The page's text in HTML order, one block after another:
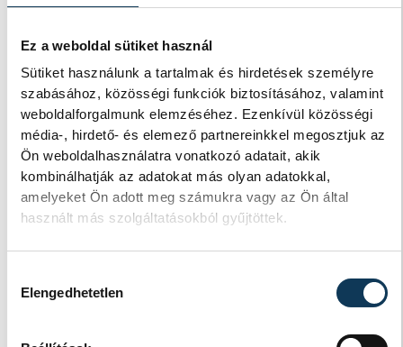
Ez a weboldal sütiket használ
Sütiket használunk a tartalmak és hirdetések személyre
szabásához, közösségi funkciók biztosításához, valamint
weboldalforgalmunk elemzéséhez. Ezenkívül közösségi
média-, hirdető- és elemező partnereinkkel megosztjuk az
Ön weboldalhasználatra vonatkozó adatait, akik
kombinálhatják az adatokat más olyan adatokkal,
amelyeket Ön adott meg számukra vagy az Ön által
használt más szolgáltatásokból gyűjtöttek.
Elengedhetetlen
természettudományok megismerését.
Augusztus 12-én
napfogyatkozás és
csillaghullás is vár ránk
Az év legsűrűbb csillagászati napján,
augusztus 12-én éjjel tetőzik majd a
Perseidák hullócsillagraj, de ugyanezen a
lehet majd figyelni.